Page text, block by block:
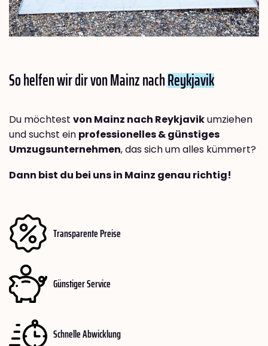
So helfen wir dir von Mainz nachReykjavik
Du möchtest von Mainz nach Reykjavikumziehen
und suchst ein professionelles & günstiges
Umzugsunternehmen, das sich um alles kümmert?
Dann bist du bei uns in Mainz genau richtig!
Transparente Preise
Günstiger Service
Schnelle Abwicklung